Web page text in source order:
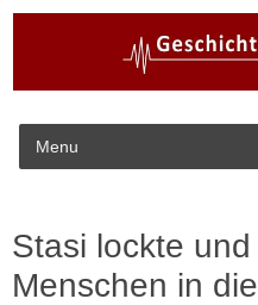
Skip to content
Stasi lockte
Menschen in